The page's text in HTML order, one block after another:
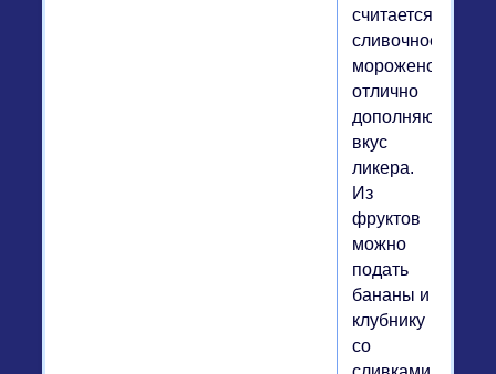
считается
сливочное
мороженое,
отлично
дополняющее
вкус
ликера.
Из
фруктов
можно
подать
бананы и
клубнику
со